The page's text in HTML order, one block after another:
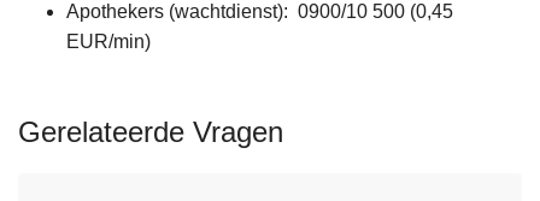
Apothekers (wachtdienst): 0900/10 500 (0,45
EUR/min)
Gerelateerde Vragen